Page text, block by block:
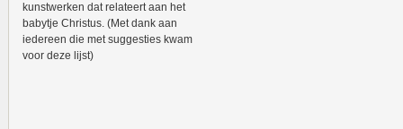
kunstwerken dat relateert aan het
babytje Christus. (Met dank aan
iedereen die met suggesties kwam
voor deze lijst)